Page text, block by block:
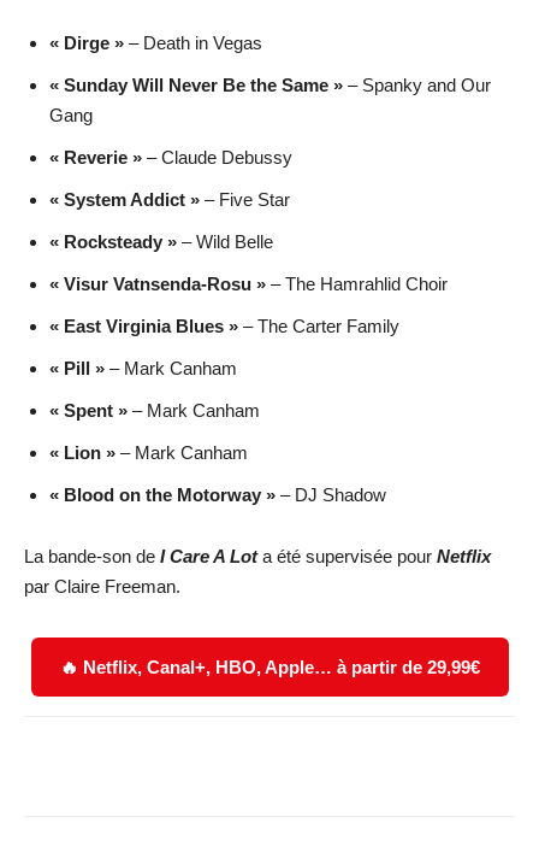
« Dirge » – Death in Vegas
« Sunday Will Never Be the Same » – Spanky and Our
Gang
« Reverie » – Claude Debussy
« System Addict » – Five Star
« Rocksteady » – Wild Belle
« Visur Vatnsenda-Rosu » – The Hamrahlid Choir
« East Virginia Blues » – The Carter Family
« Pill » – Mark Canham
« Spent » – Mark Canham
« Lion » – Mark Canham
« Blood on the Motorway » – DJ Shadow
La bande-son de I Care A Lota été supervisée pour Netflix
par Claire Freeman.
🔥 Netflix, Canal+, HBO, Apple… à partir de 29,99€